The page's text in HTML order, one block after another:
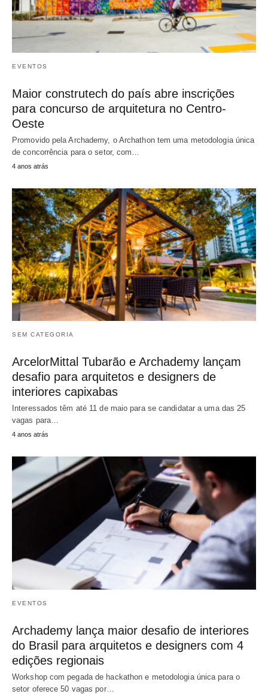
EVENTOS
Maior construtech do país abre inscrições
para concurso de arquitetura no Centro-
Oeste
Promovido pela Archademy, o Archathon tem uma metodologia única
de concorrência para o setor, com…
4 anos atrás
SEM CATEGORIA
ArcelorMittal Tubarão e Archademy lançam
desafio para arquitetos e designers de
interiores capixabas
Interessados têm até 11 de maio para se candidatar a uma das 25
vagas para…
4 anos atrás
EVENTOS
Archademy lança maior desafio de interiores
do Brasil para arquitetos e designers com 4
edições regionais
Workshop com pegada de hackathon e metodologia única para o
setor oferece 50 vagas por…